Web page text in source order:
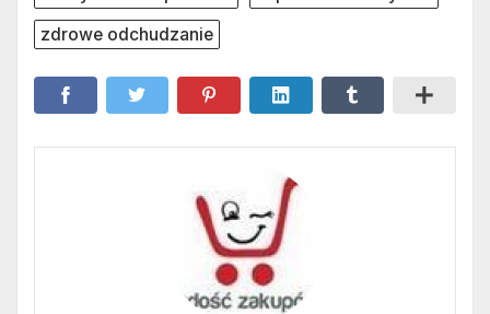
zdrowe odchudzanie